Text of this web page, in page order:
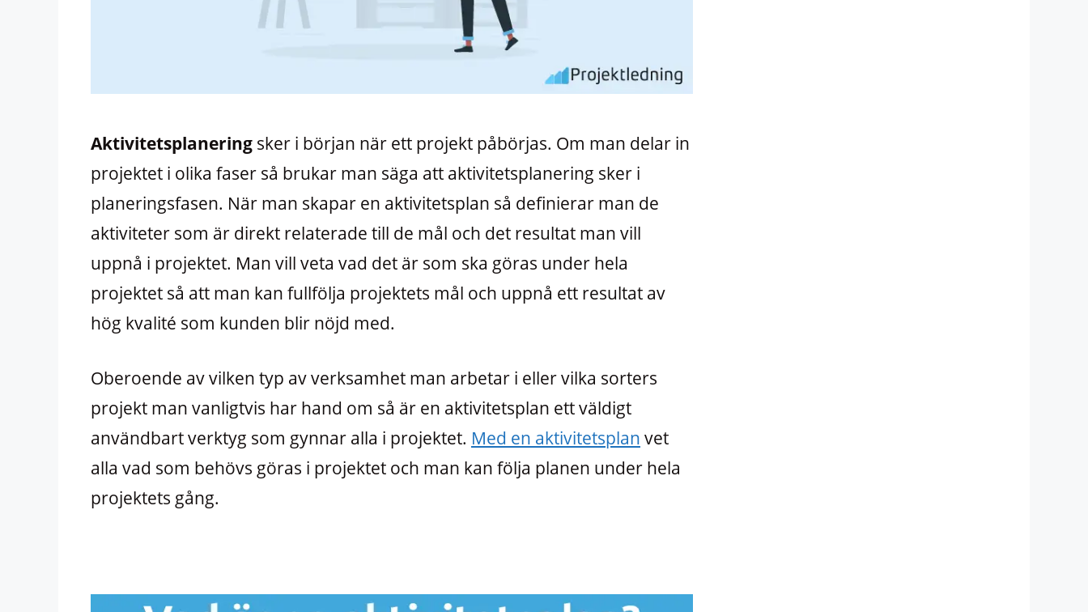
Aktivitetsplanering sker i början när ett projekt påbörjas. Om man delar in
projektet i olika faser så brukar man säga att aktivitetsplanering sker i
planeringsfasen. När man skapar en aktivitetsplan så definierar man de
aktiviteter som är direkt relaterade till de mål och det resultat man vill
uppnå i projektet. Man vill veta vad det är som ska göras under hela
projektet så att man kan fullfölja projektets mål och uppnå ett resultat av
hög kvalité som kunden blir nöjd med.
Oberoende av vilken typ av verksamhet man arbetar i eller vilka sorters
projekt man vanligtvis har hand om så är en aktivitetsplan ett väldigt
användbart verktyg som gynnar alla i projektet. Med en aktivitetsplan vet
alla vad som behövs göras i projektet och man kan följa planen under hela
projektets gång.